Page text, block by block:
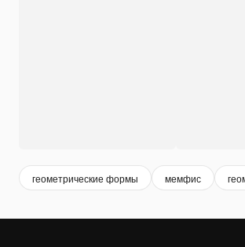
геометрические формы мемфис